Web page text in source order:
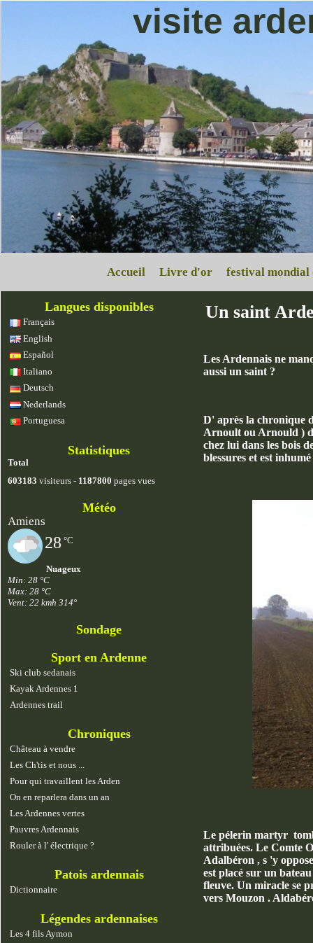
visite
Accueil Livre d'or festival mondial
Langues disponibles
Français
English
Español
Italiano
Deutsch
Nederlands
Portuguesa
Statistiques
Total
603183 visiteurs - 1187800 pages vues
Météo
Amiens
28 °C
Nuageux
Min: 28 °C
Max: 28 °C
Vent: 22 kmh 314°
Sondage
Sport en Ardenne
Ski club sedanais
Kayak Ardennes 1
Ardennes trail
Chroniques
Château à vendre
Les Ch'tis et nous ...
Pour qui travaillent les Arden
On en reparlera dans un an
Les Ardennes vertes
Pauvres Ardennais
Rouler à l' électrique ?
Patois ardennais
Dictionnaire
Légendes ardennaises
Les 4 fils Aymon
Un saint
Les Ardennais ne
aussi un saint ?
D' après la chronique
Arnoult ou Arnould )
chez lui dans les bois
blessures et est
Le pélerin martyr
attribuées. Le Comte
Adalbéron , s 'y
est placé sur un
fleuve. Un miracle se
vers Mouzon .